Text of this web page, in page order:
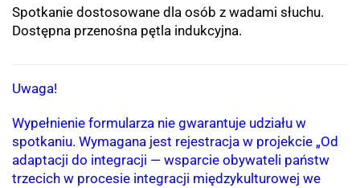
Spotkanie dostosowane dla osób z wadami słuchu.
Dostępna przenośna pętla indukcyjna.
Uwaga!
Wypełnienie formularza nie gwarantuje udziału w
spotkaniu. Wymagana jest rejestracja w projekcie „Od
adaptacji do integracji — wsparcie obywateli państw
trzecich w procesie integracji międzykulturowej we